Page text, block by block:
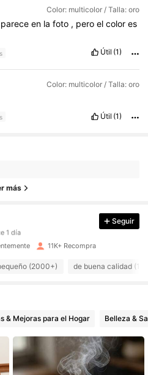
Color: multicolor / Talla: oro
pareceen lafoto , peroelcolores
Útil (1)
Color: multicolor / Talla: oro
Útil (1)
más
1 día
Seguir
11K+ Recompra
(2000+) de buena calidad
& Mejoras para el Hogar Belleza &